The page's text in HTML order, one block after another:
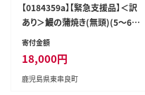
【0184359a】【緊急支援品】＜訳
あり＞鰻の蒲焼き(無頭)(5～6
尾・計約750g・タレ、山椒付) う
たれ 鹿児島 ふるさと 人気 支援
【アクアおおすみ】
寄付金額
18,000円
鹿児島県東串良町